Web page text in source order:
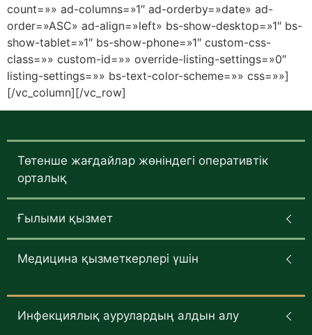
count=»» ad-columns=»1″ ad-orderby=»date» ad-
order=»ASC» ad-align=»left» bs-show-desktop=»1″ bs-
show-tablet=»1″ bs-show-phone=»1″ custom-css-
class=»» custom-id=»» override-listing-settings=»0″
listing-settings=»» bs-text-color-scheme=»» css=»»]
[/vc_column][/vc_row]
Төтенше жағдайлар жөніндегі оперативтік
орталық
Ғылыми қызмет
Медицина қызметкерлері үшін
Инфекциялық аурулардың алдын алу